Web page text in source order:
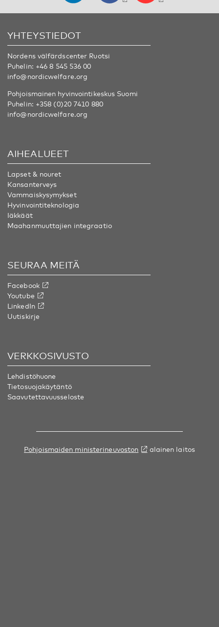
YHTEYSTIEDOT
Nordens välfärdscenter Ruotsi
Puhelin: +46 8 545 536 00
info@nordicwelfare.org
Pohjoismainen hyvinvointikeskus Suomi
Puhelin: +358 (0)20 7410 880
info@nordicwelfare.org
AIHEALUEET
Lapset & nouret
Kansanterveys
Vammaiskysymykset
Hyvinvointiteknologia
Iäkkäät
Maahanmuuttajien integraatio
SEURAA MEITÄ
Facebook
Youtube
LinkedIn
Uutiskirje
VERKKOSIVUSTO
Lehdistöhuone
Tietosuojakäytäntö
Saavutettavuusseloste
Pohjoismaiden ministerineuvoston alainen laitos